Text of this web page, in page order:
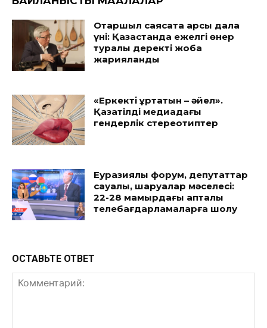
Отаршыл саясатқа қарсы дала
үні: Қазақстанда ежелгі өнер
туралы деректі жоба
жарияланды
«Еркекті құртатын – әйел».
Қазақтілді медиадағы
гендерлік стереотиптер
Еуразиялық форум, депутаттар
сауалы, шаруалар мәселесі:
22-28 мамырдағы апталық
телебағдарламаларға шолу
ОСТАВЬТЕ ОТВЕТ